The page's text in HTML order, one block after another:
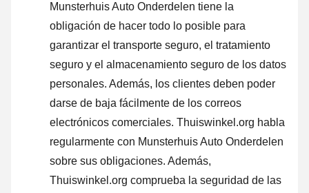
Munsterhuis Auto Onderdelen tiene la
obligación de hacer todo lo posible para
garantizar el transporte seguro, el tratamiento
seguro y el almacenamiento seguro de los datos
personales. Además, los clientes deben poder
darse de baja fácilmente de los correos
electrónicos comerciales. Thuiswinkel.org habla
regularmente con Munsterhuis Auto Onderdelen
sobre sus obligaciones. Además,
Thuiswinkel.org comprueba la seguridad de las